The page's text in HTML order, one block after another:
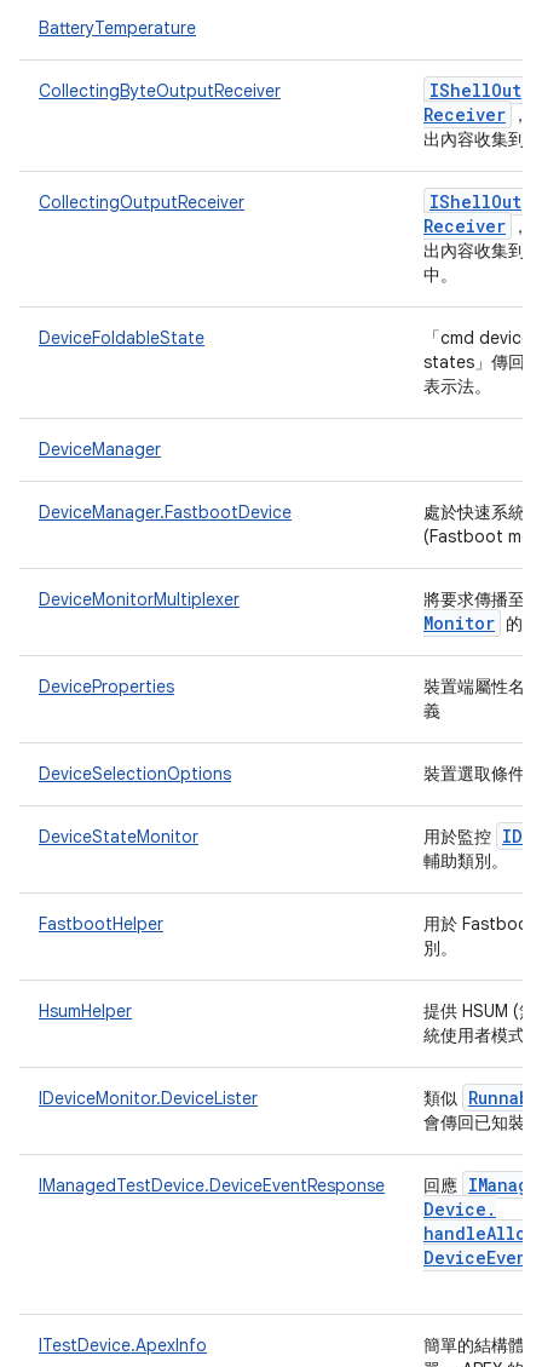
BatteryTemperature
CollectingByteOutputReceiver IShell
Receiver
，
出內容收集到
CollectingOutputReceiver IShell
Receiver
，
出內容收集到
中。
DeviceFoldableState
「cmd
states」傳回
表示法。
DeviceManager
DeviceManager.FastbootDevice
處於快速系統
(Fastboot
DeviceMonitorMultiplexer 將要求傳播至
Monitor 的
DeviceProperties
裝置端屬性名
義
DeviceSelectionOptions 裝置選取條件
DeviceStateMonitor 用於監控
輔助類別。
FastbootHelper
用於 Fastboot
別。
HsumHelper
提供 HSUM (
統使用者模式)
IDeviceMonitor.DeviceLister 類似
會傳回已知裝
IManagedTestDevice.DeviceEventResponse 回應
Device .
Device
ITestDevice.ApexInfo
簡單的結構體